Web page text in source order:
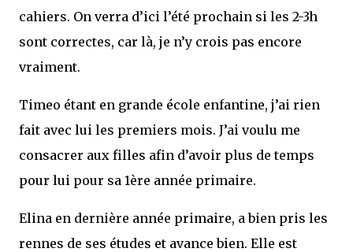
cahiers. On verra d’ici l’été prochain si les 2-3h
sont correctes, car là, je n’y crois pas encore
vraiment.
Timeo étant en grande école enfantine, j’ai rien
fait avec lui les premiers mois. J’ai voulu me
consacrer aux filles afin d’avoir plus de temps
pour lui pour sa 1ère année primaire.
Elina en dernière année primaire, a bien pris les
rennes de ses études et avance bien. Elle est